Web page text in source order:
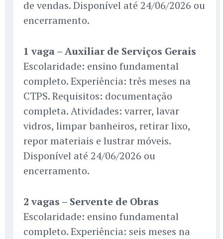
de vendas. Disponível até 24/06/2026 ou
encerramento.
1 vaga – Auxiliar de Serviços Gerais
Escolaridade: ensino fundamental
completo. Experiência: três meses na
CTPS. Requisitos: documentação
completa. Atividades: varrer, lavar
vidros, limpar banheiros, retirar lixo,
repor materiais e lustrar móveis.
Disponível até 24/06/2026 ou
encerramento.
2 vagas – Servente de Obras
Escolaridade: ensino fundamental
completo. Experiência: seis meses na